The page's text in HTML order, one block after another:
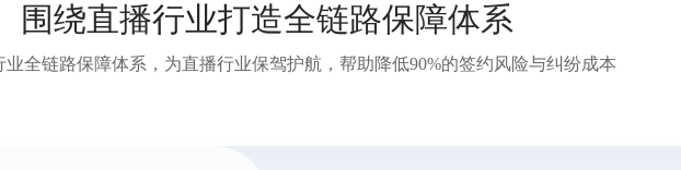
围绕直播行业打造全链路保障体系
业全链路保障体系，为直播行业保驾护航，帮助降低90%的签约风险与纠纷成本